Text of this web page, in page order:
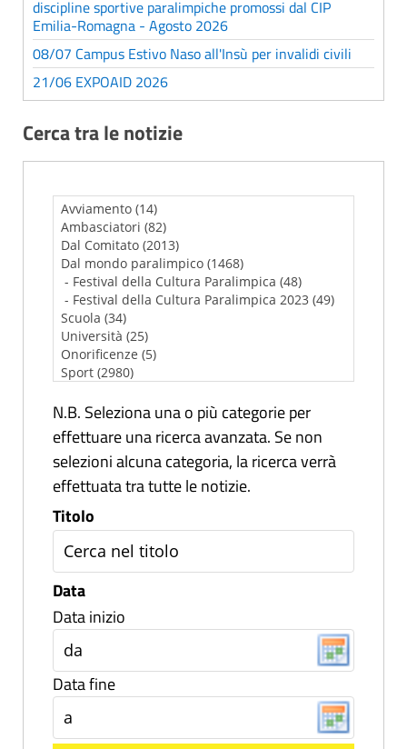
discipline sportive paralimpiche promossi dal CIP
Emilia-Romagna - Agosto 2026
08/07 Campus Estivo Naso all'Insù per invalidi civili
21/06 EXPOAID 2026
Cerca tra le notizie
N.B. Seleziona una o più categorie per
effettuare una ricerca avanzata. Se non
selezioni alcuna categoria, la ricerca verrà
effettuata tra tutte le notizie.
Titolo
Data
Data inizio
Data fine